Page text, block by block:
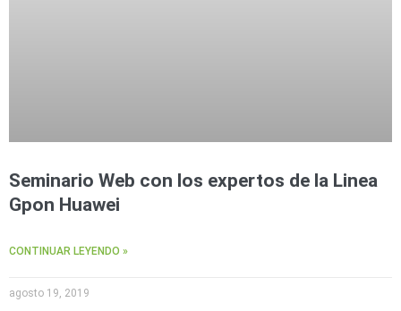
Seminario Web con los expertos de la Linea
Gpon Huawei
CONTINUAR LEYENDO »
agosto 19, 2019